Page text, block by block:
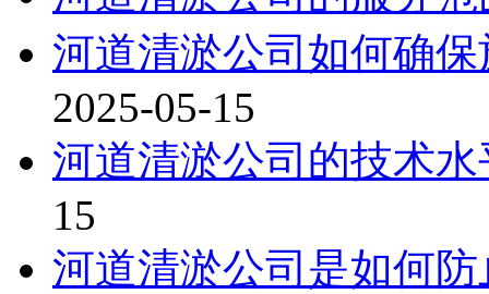
河道清淤公司如何确
2025-05-15
河道清淤公司的技术
15
河道清淤公司是如何